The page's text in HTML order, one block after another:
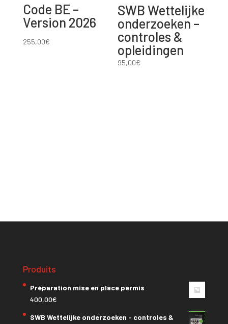
Code BE –
Version 2026
255,00€
SWB Wettelijke
onderzoeken –
controles &
opleidingen
95,00€
Produits
Préparation mise en place permis
400,00€
SWB Wettelijke onderzoeken - controles &